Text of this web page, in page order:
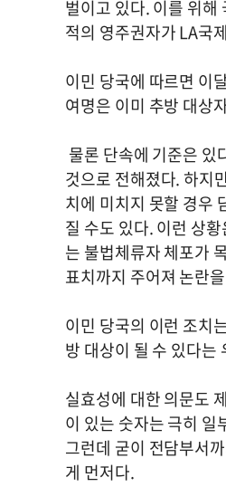
벌이고 있다. 이를 위
적의 영주권자가 LA국
이민 당국에 따르면 이
여명은 이미 추방 대상
물론 단속에 기준은
것으로 전해졌다. 하지
치에 미치지 못할 경우
질 수도 있다. 이런 상
는 불법체류자 체포가
표치까지 주어져 논란
이민 당국의 이런 조치
방 대상이 될 수 있다는
실효성에 대한 의문도
이 있는 숫자는 극히
그런데 굳이 전담부서
게 먼저다.